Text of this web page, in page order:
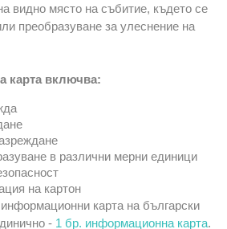
видно място на събитие, където се
преобразуване за улеснение на
карта включва:
в различни мерни единици
на картон
карта на български
- 1 бр. информационна карта.